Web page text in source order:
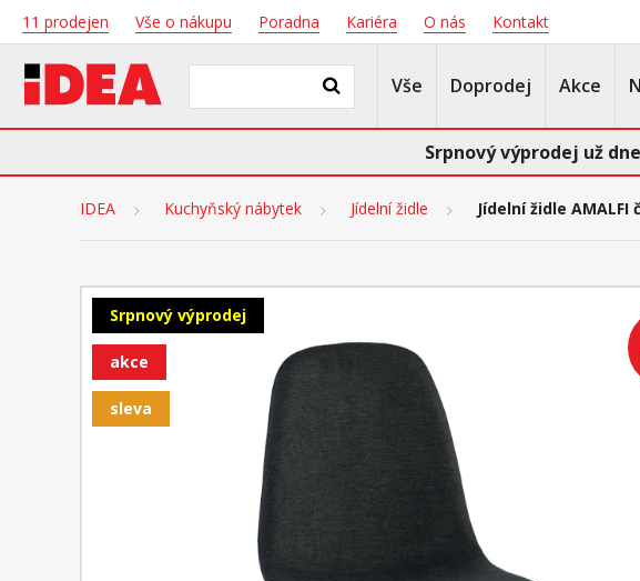
11 prodejen Vše o nákupu Poradna Kariéra O nás Kontakt
Vše Doprodej Akce
Srpnový výprodej už
IDEA Kuchyňský nábytek Jídelní židle Jídelní židle AMALFI
Srpnový výprodej
akce
sleva